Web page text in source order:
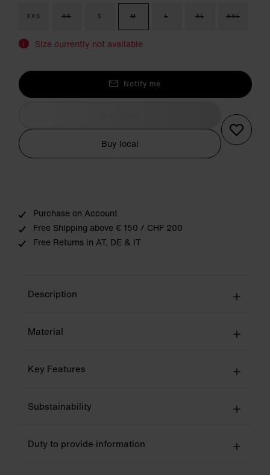
XXS XS S M L XL XXL
i Size currently not available
Notify me
Buy local
Purchase on Account
Free Shipping above € 150 / CHF 200
Free Returns in AT, DE & IT
Description
Material
Key Features
Substainability
Duty to provide information